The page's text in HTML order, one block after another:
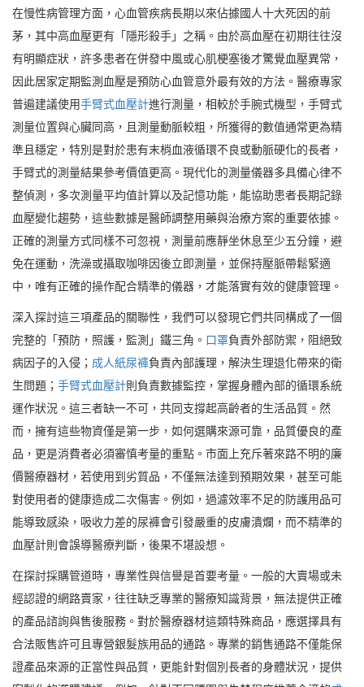
在慢性病管理方面，心血管疾病長期以來佔據國人十大死因的前
茅，其中高血壓更有「隱形殺手」之稱。由於高血壓在初期往往沒
有明顯症狀，許多患者在併發中風或心肌梗塞後才驚覺血壓異常，
因此居家定期監測血壓是預防心血管意外最有效的方法。醫療專家
普遍建議使用手臂式血壓計進行測量，相較於手腕式機型，手臂式
測量位置與心臟同高，且測量動脈較粗，所獲得的數值通常更為精
準且穩定，特別是對於患有末梢血液循環不良或動脈硬化的長者，
手臂式的測量結果參考價值更高。現代化的測量儀器多具備心律不
整偵測，多次測量平均值計算以及記憶功能，能協助患者長期記錄
血壓變化趨勢，這些數據是醫師調整用藥與治療方案的重要依據。
正確的測量方式同樣不可忽視，測量前應靜坐休息至少五分鐘，避
免在運動，洗澡或攝取咖啡因後立即測量，並保持壓脈帶鬆緊適
中，唯有正確的操作配合精準的儀器，才能落實有效的健康管理。
深入探討這三項產品的關聯性，我們可以發現它們共同構成了一個
完整的「預防，照護，監測」鐵三角。 口罩負責外部防禦，阻絕致
病因子的入侵； 成人紙尿褲負責內部護理，解決生理退化帶來的衛
生問題； 手臂式血壓計則負責數據監控，掌握身體內部的循環系統
運作狀況。這三者缺一不可，共同支撐起高齡者的生活品質。然
而，擁有這些物資僅是第一步，如何選購來源可靠，品質優良的產
品，更是消費者必須審慎考量的重點。市面上充斥著來路不明的廉
價醫療器材，若使用到劣質品，不僅無法達到預期效果，甚至可能
對使用者的健康造成二次傷害。例如，過濾效率不足的防護用品可
能導致感染，吸收力差的尿褲會引發嚴重的皮膚潰爛，而不精準的
血壓計則會誤導醫療判斷，後果不堪設想。
在探討採購管道時，專業性與信譽是首要考量。一般的大賣場或未
經認證的網路賣家，往往缺乏專業的醫療知識背景，無法提供正確
的產品諮詢與售後服務。對於醫療器材這類特殊商品，應選擇具有
合法販售許可且專營銀髮族用品的通路。專業的銷售通路不僅能保
證產品來源的正當性與品質，更能針對個別長者的身體狀況，提供